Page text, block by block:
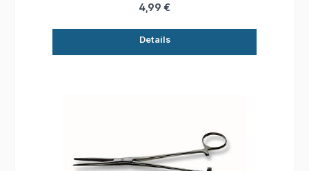
4,99 €
Details